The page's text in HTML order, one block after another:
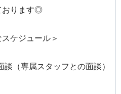
おります◎
ケジュール＞
（専属スタッフとの面談）